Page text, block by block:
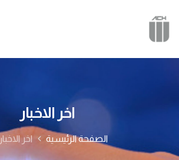
اخر الاخبار
الصفحة الرئيسية اخر الاخبار